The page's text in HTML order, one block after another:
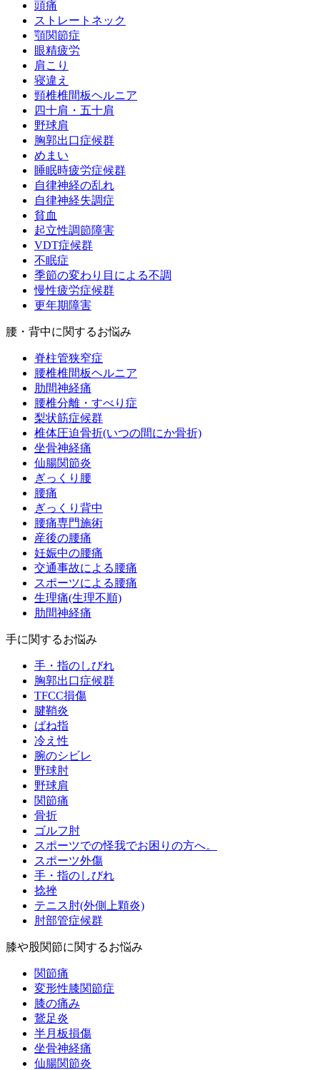
頭痛
ストレートネック
顎関節症
眼精疲労
肩こり
寝違え
頸椎椎間板ヘルニア
四十肩・五十肩
野球肩
胸郭出口症候群
めまい
睡眠時疲労症候群
自律神経の乱れ
自律神経失調症
貧血
起立性調節障害
VDT症候群
不眠症
季節の変わり目による不調
慢性疲労症候群
更年期障害
腰・背中に関するお悩み
脊柱管狭窄症
腰椎椎間板ヘルニア
肋間神経痛
腰椎分離・すべり症
梨状筋症候群
椎体圧迫骨折(いつの間にか骨折)
坐骨神経痛
仙腸関節炎
ぎっくり腰
腰痛
ぎっくり背中
腰痛専門施術
産後の腰痛
妊娠中の腰痛
交通事故による腰痛
スポーツによる腰痛
生理痛(生理不順)
肋間神経痛
手に関するお悩み
手・指のしびれ
胸郭出口症候群
TFCC損傷
腱鞘炎
ばね指
冷え性
腕のシビレ
野球肘
野球肩
関節痛
骨折
ゴルフ肘
スポーツでの怪我でお困りの方へ。
スポーツ外傷
手・指のしびれ
捻挫
テニス肘(外側上顆炎)
肘部管症候群
膝や股関節に関するお悩み
関節痛
変形性膝関節症
膝の痛み
鵞足炎
半月板損傷
坐骨神経痛
仙腸関節炎